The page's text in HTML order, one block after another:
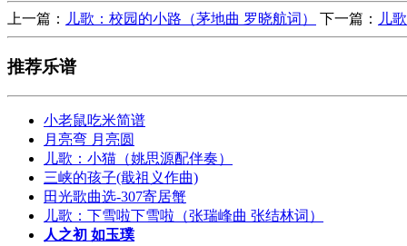
上一篇： 儿歌：校园的小路（茅地曲 罗晓航词） 下一篇： 儿
推荐乐谱
小老鼠吃米简谱
月亮弯 月亮圆
儿歌：小猫（姚思源配伴奏）
三峡的孩子(戢祖义作曲)
田光歌曲选-307寄居蟹
儿歌：下雪啦下雪啦（张瑞峰曲 张结林词）
人之初 如玉璞